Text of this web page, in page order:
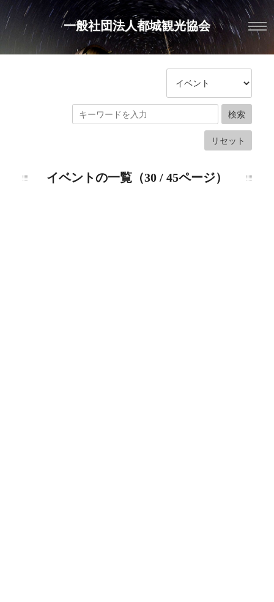
一般社団法人都城観光協会
イベントの一覧（30 / 45ページ）